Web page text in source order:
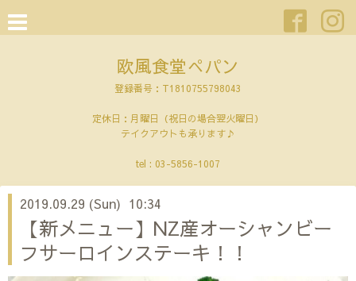
欧風食堂ぺパン
登録番号：T1810755798043
定休日：月曜日（祝日の場合翌火曜日）
テイクアウトも承ります♪
tel : 03-5856-1007
2019.09.29 (Sun) 10:34
【新メニュー】NZ産オーシャンビー
フサーロインステーキ！！